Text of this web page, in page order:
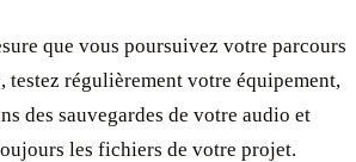
que vous poursuivez votre parcours
testez régulièrement votre équipement,
des sauvegardes de votre audio et
les fichiers de votre projet.